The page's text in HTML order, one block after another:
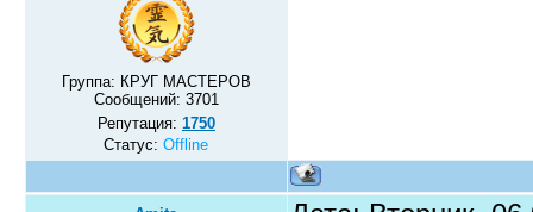
Группа: КРУГ МАСТЕРОВ
Сообщений: 3701
Репутация: 1750
Статус:Offline